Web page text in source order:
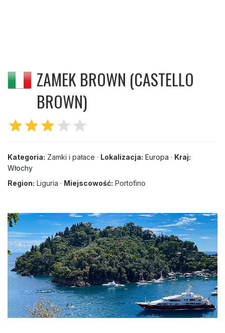
ZAMEK BROWN (CASTELLO
BROWN)
starstarstar star star
Kategoria: Zamki i pałace · Lokalizacja: Europa · Kraj:
Włochy
Region: Liguria · Miejscowość: Portofino